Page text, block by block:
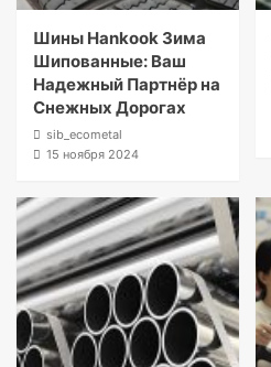
Шины Hankook Зима
Шипованные: Ваш
Надежный Партнёр на
Снежных Дорогах
sib_ecometal
15 ноября 2024